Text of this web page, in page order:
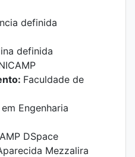
definida
definida
Faculdade de
Engenharia
DSpace
Mezzalira